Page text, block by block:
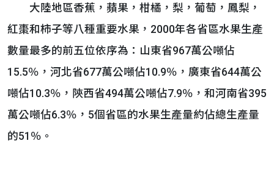
大陸地區香蕉，蘋果，柑橘，梨，葡萄，鳳梨，
紅棗和柿子等八種重要水果，2000年各省區水果生產
數量最多的前五位依序為：山東省967萬公噸佔
15.5％，河北省677萬公噸佔10.9％，廣東省644萬公
噸佔10.3％，陝西省494萬公噸佔7.9％，和河南省395
萬公噸佔6.3％，5個省區的水果生產量約佔總生產量
的51％。